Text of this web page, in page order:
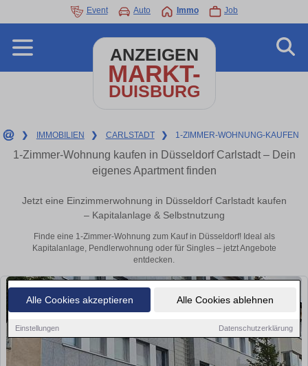
Alle Cookies akzeptieren Alle Cookies ablehnen
Einstellungen Datenschutzerklärung
Event Auto Immo Job
ANZEIGEN
MARKT-
DUISBURG
❯ IMMOBILIEN ❯ CARLSTADT ❯ 1-ZIMMER-WOHNUNG-KAUFEN
1-Zimmer-Wohnung kaufen in Düsseldorf Carlstadt – Dein
eigenes Apartment finden
Jetzt eine Einzimmerwohnung in Düsseldorf Carlstadt kaufen
– Kapitalanlage & Selbstnutzung
Finde eine 1-Zimmer-Wohnung zum Kauf in Düsseldorf! Ideal als
Kapitalanlage, Pendlerwohnung oder für Singles – jetzt Angebote
entdecken.